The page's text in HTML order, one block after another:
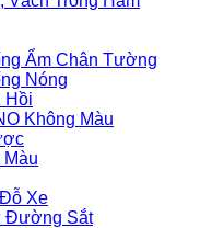
Ẩm Chân Tường
Nóng
Hồi
Không Màu
Xe
Đường Sắt